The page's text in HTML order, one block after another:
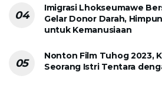
Imigrasi Lhokseumawe
Gelar Donor Darah,
untuk Kemanusiaan
Nonton Film Tuhog 2023,
Seorang Istri Tentara